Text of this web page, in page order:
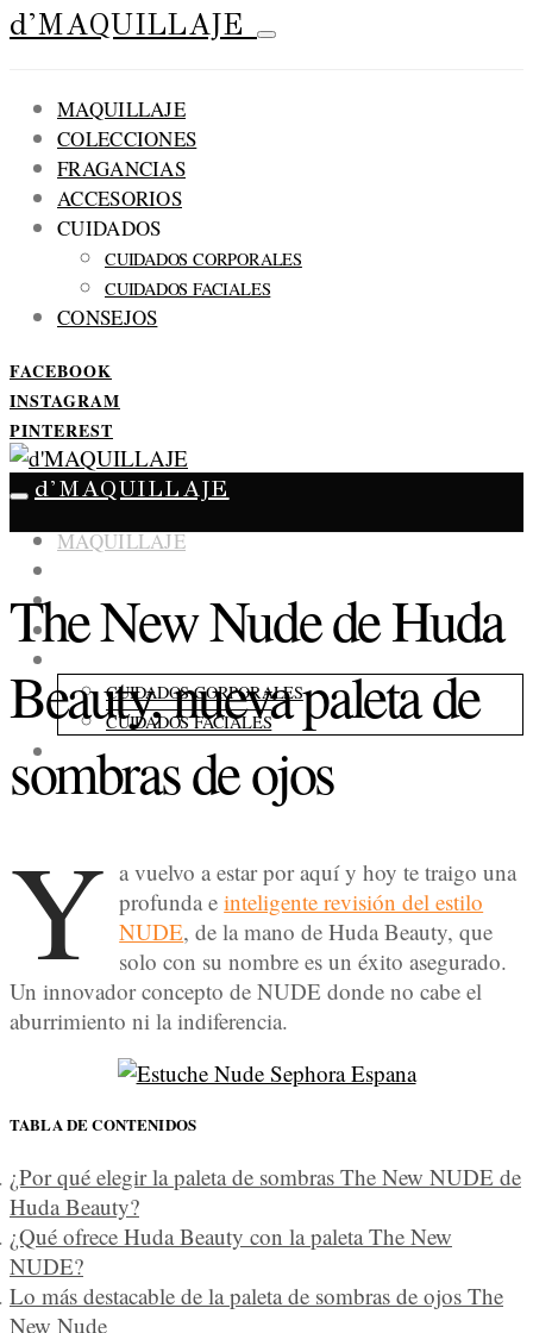
d'MAQUILLAJE
MAQUILLAJE
COLECCIONES
FRAGANCIAS
ACCESORIOS
CUIDADOS
CUIDADOS CORPORALES
CUIDADOS FACIALES
CONSEJOS
FACEBOOK
INSTAGRAM
PINTEREST
d'MAQUILLAJE
MAQUILLAJE
FRAGANCIAS
ACCESORIOS
CUIDADOS CORPORALES
CUIDADOS FACIALES
CONSEJOS
The New Nude de Huda
Beauty, nueva paleta de
sombras de ojos
Y a vuelvo a estar por aquí y hoy te traigo una
profunda einteligente revisión del estilo
NUDE, de la mano de Huda Beauty, que
solo con su nombre es un éxito asegurado.
Un innovador concepto de NUDE donde no cabe el
aburrimiento ni la indiferencia.
TABLA DE CONTENIDOS
¿Por qué elegir la paleta de sombras The New NUDE de
Huda Beauty?
¿Qué ofrece Huda Beauty con la paleta The New
NUDE?
Lo más destacable de la paleta de sombras de ojos The
New Nude